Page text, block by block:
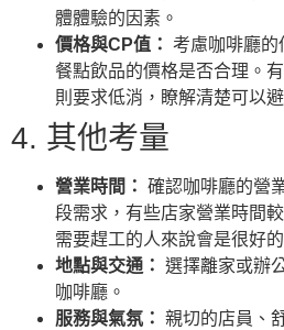
體體驗的因素。
價格與CP值： 考慮咖啡廳的
餐點飲品的價格是否合理。
則要求低消，瞭解清楚可以
4. 其他考量
營業時間： 確認咖啡廳的營
段需求，有些店家營業時間
需要趕工的人來說會是很好的
地點與交通： 選擇離家或辦
咖啡廳。
服務與氣氛： 親切的店員、